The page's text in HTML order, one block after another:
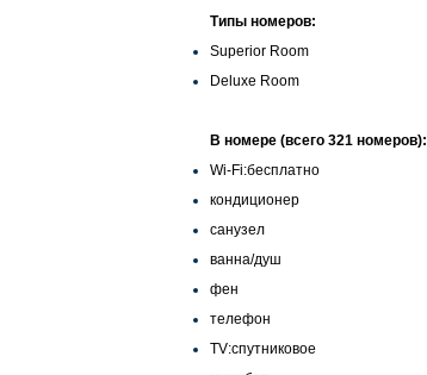
Типы номеров:
Superior Room
Deluxe Room
В номере (всего 321 номеров):
Wi-Fi:бесплатно
кондиционер
санузел
ванна/душ
фен
телефон
TV:спутниковое